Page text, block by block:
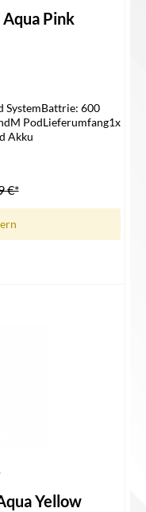
Pink
SystemBattrie: 600
PodLieferumfang1x
Akku
€*
Yellow